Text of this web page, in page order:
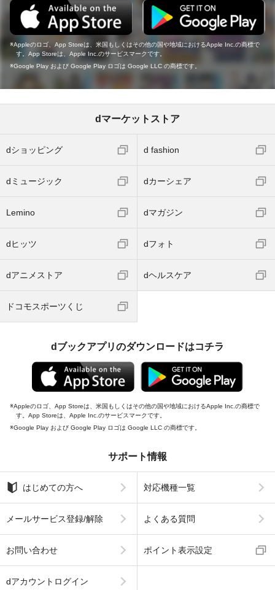
Appleのロゴ、App Storeは、米国もしくはその他の国や地域におけるApple Inc.の商標で
す。App Storeは、Apple Inc.のサービスマークです。
Google Play および Google Play ロゴは Google LLC の商標です。
dマーケットストア
dショッピング d fashion
dミュージック dカーシェア
Lemino dマガジン
dヒッツ dフォト
dアニメストア dヘルスケア
ドコモスポーツくじ
dブックアプリのダウンロードはコチラ
Appleのロゴ、App Storeは、米国もしくはその他の国や地域におけるApple Inc.の商標で
す。App Storeは、Apple Inc.のサービスマークです。
Google Play および Google Play ロゴは Google LLC の商標です。
サポート情報
はじめての方へ 対応機種一覧
メールサービス登録/解除 よくある質問
お問い合わせ ポイント表示設定
dアカウントログイン